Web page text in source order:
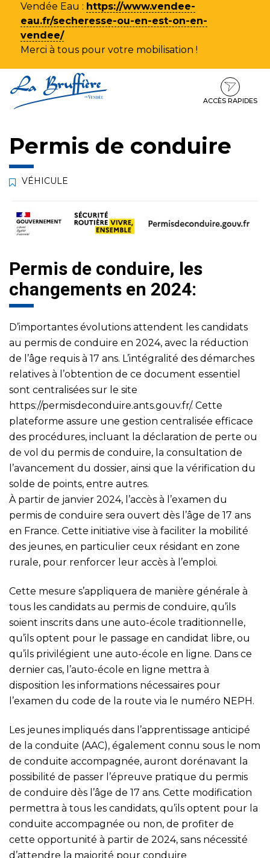
Vendée Eau : https://www.vendee-
eau.fr/secheresse-ou-en-est-on-en-
vendee/
Merci à tous pour votre mobilisation !
au
contenu
au
ACCÈS RAPIDES
Permis de conduire
VÉHICULE
Permis de conduire, les
changements en 2024:
D’importantes évolutions attendent les candidats
au permis de conduire en 2024, avec la réduction
de l’âge requis à 17 ans. L’intégralité des démarches
relatives à l’obtention de ce document essentiel
sont centralisées sur le site
https://permisdeconduire.ants.gouv.fr/. Cette
plateforme assure une gestion centralisée efficace
des procédures, incluant la déclaration de perte ou
de vol du permis de conduire, la consultation de
l’avancement du dossier, ainsi que la vérification du
solde de points, entre autres.
À partir de janvier 2024, l’accès à l’examen du
permis de conduire sera ouvert dès l’âge de 17 ans
en France. Cette initiative vise à faciliter la mobilité
des jeunes, en particulier ceux résidant en zone
rurale, pour renforcer leur accès à l’emploi.
Cette mesure s’appliquera de manière générale à
tous les candidats au permis de conduire, qu’ils
soient inscrits dans une auto-école traditionnelle,
qu’ils optent pour le passage en candidat libre, ou
qu’ils privilégient une auto-école en ligne. Dans ce
dernier cas, l’auto-école en ligne mettra à
disposition les informations nécessaires pour
l’examen du code de la route via le numéro NEPH.
Les jeunes impliqués dans l’apprentissage anticipé
de la conduite (AAC), également connu sous le nom
de conduite accompagnée, auront dorénavant la
possibilité de passer l’épreuve pratique du permis
de conduire dès l’âge de 17 ans. Cette modification
permettra à tous les candidats, qu’ils optent pour la
conduite accompagnée ou non, de profiter de
cette opportunité à partir de 2024, sans nécessité
d’attendre la majorité pour conduire